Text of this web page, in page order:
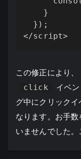
    }
  });
</script>
この修正により、
click
イベ
グ中にクリック
なります。お手
いませんでした。